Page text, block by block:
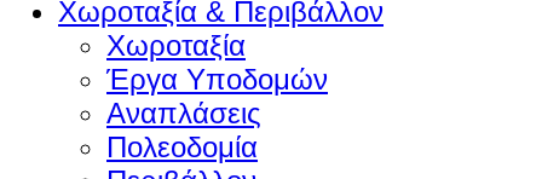
Χωροταξία & Περιβάλλον
Χωροταξία
Έργα Υποδομών
Αναπλάσεις
Πολεοδομία